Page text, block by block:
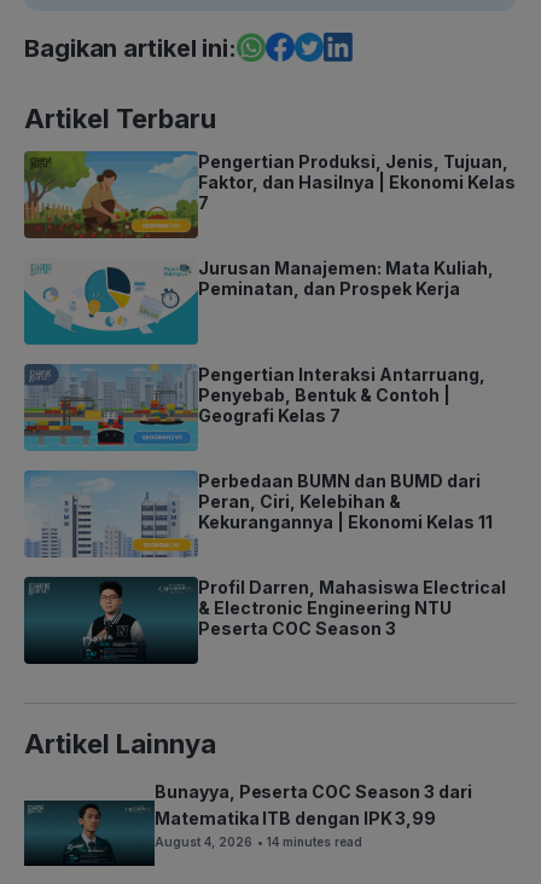
Bagikan artikel ini:
Artikel Terbaru
Pengertian Produksi, Jenis, Tujuan,
Faktor, dan Hasilnya | Ekonomi Kelas
7
Jurusan Manajemen: Mata Kuliah,
Peminatan, dan Prospek Kerja
Pengertian Interaksi Antarruang,
Penyebab, Bentuk & Contoh |
Geografi Kelas 7
Perbedaan BUMN dan BUMD dari
Peran, Ciri, Kelebihan &
Kekurangannya | Ekonomi Kelas 11
Profil Darren, Mahasiswa Electrical
& Electronic Engineering NTU
Peserta COC Season 3
Artikel Lainnya
Bunayya, Peserta COC Season 3 dari
Matematika ITB dengan IPK 3,99
August 4, 2026 • 14 minutes read